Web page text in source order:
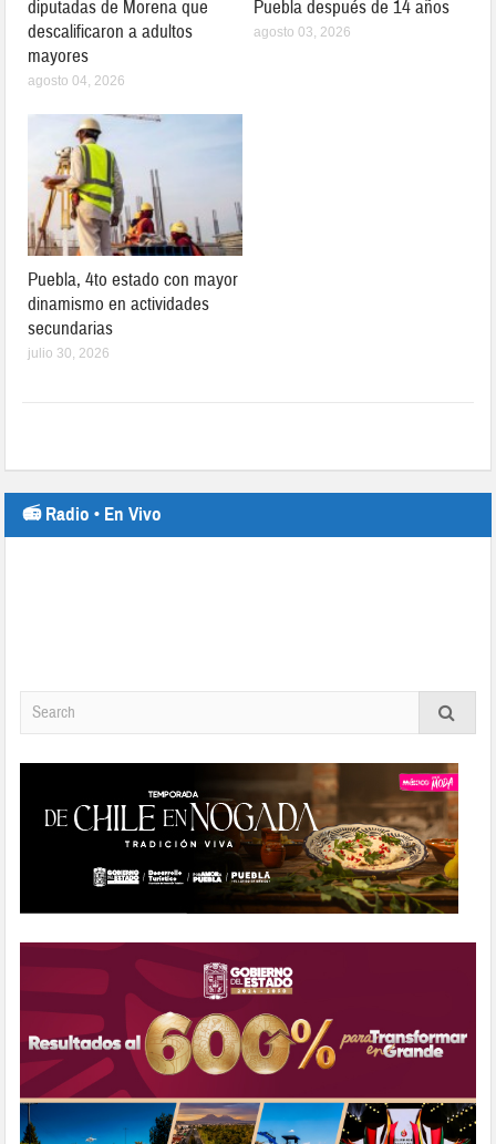
diputadas de Morena que
descalificaron a adultos
mayores
agosto 04, 2026
Puebla después de 14 años
agosto 03, 2026
Puebla, 4to estado con mayor
dinamismo en actividades
secundarias
julio 30, 2026
📻 Radio • En Vivo